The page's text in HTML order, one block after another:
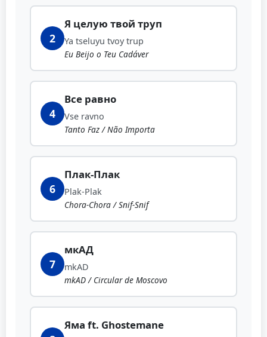
2
Я целую твой труп
Ya tseluyu tvoy trup
Eu Beijo o Teu Cadáver
4
Все равно
Vse ravno
Tanto Faz / Não Importa
6
Плак-Плак
Plak-Plak
Chora-Chora / Snif-Snif
7
мкАД
mkAD
mkAD / Circular de Moscovo
Яма ft. Ghostemane